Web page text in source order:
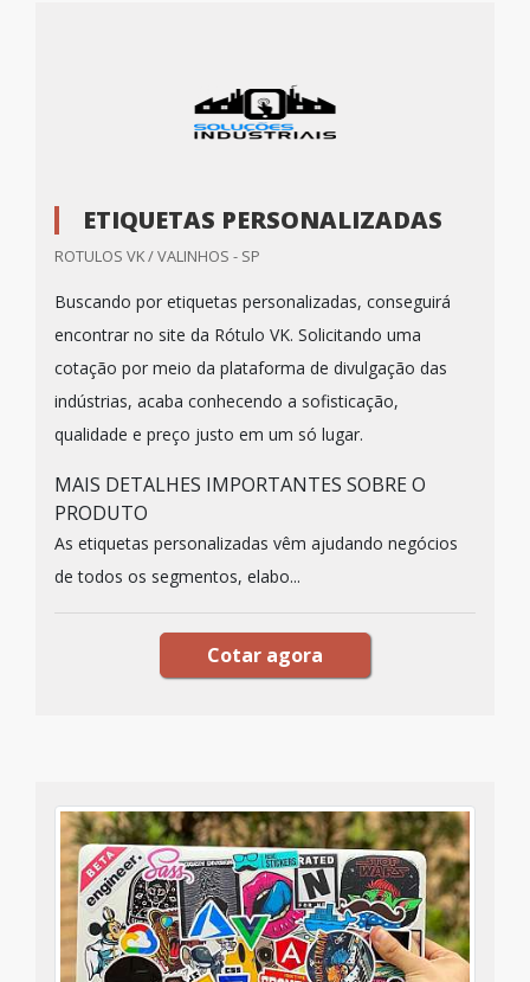
ETIQUETAS PERSONALIZADAS
ROTULOS VK / VALINHOS - SP
Buscando por etiquetas personalizadas, conseguirá
encontrar no site da Rótulo VK. Solicitando uma
cotação por meio da plataforma de divulgação das
indústrias, acaba conhecendo a sofisticação,
qualidade e preço justo em um só lugar.
MAIS DETALHES IMPORTANTES SOBRE O
PRODUTO
As etiquetas personalizadas vêm ajudando negócios
de todos os segmentos, elabo...
Cotar agora